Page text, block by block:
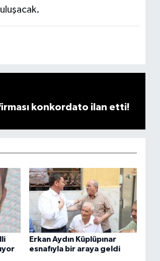
konkordato ilan etti!
Erkan Aydın Küplüpınar
esnafıyla bir araya geldi